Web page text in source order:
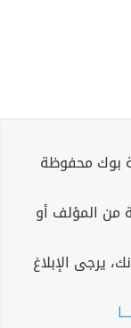
بوك محفوظة
من المؤلف أو
يرجى الإبلاغ